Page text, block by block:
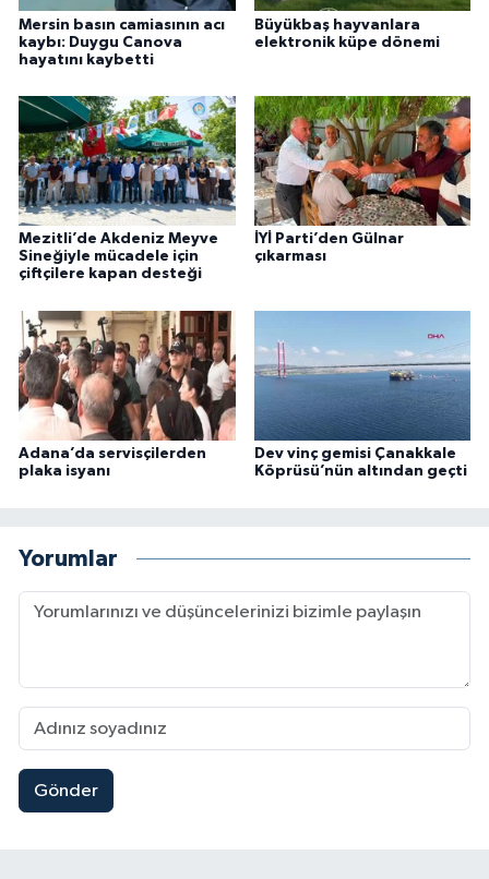
Mersin basın camiasının acı
kaybı: Duygu Canova
hayatını kaybetti
Büyükbaş hayvanlara
elektronik küpe dönemi
Mezitli’de Akdeniz Meyve
Sineğiyle mücadele için
çiftçilere kapan desteği
İYİ Parti’den Gülnar
çıkarması
Adana’da servisçilerden
plaka isyanı
Dev vinç gemisi Çanakkale
Köprüsü’nün altından geçti
Yorumlar
Gönder